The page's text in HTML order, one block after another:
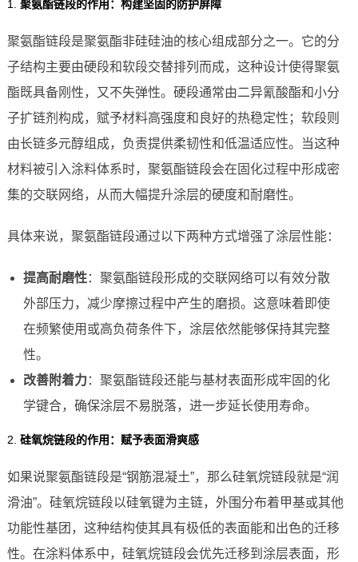
1. 聚氨酯链段的作用：构建坚固的防护屏障
聚氨酯链段是聚氨酯非硅硅油的核心组成部分之一。它的分
子结构主要由硬段和软段交替排列而成，这种设计使得聚氨
酯既具备刚性，又不失弹性。硬段通常由二异氰酸酯和小分
子扩链剂构成，赋予材料高强度和良好的热稳定性；软段则
由长链多元醇组成，负责提供柔韧性和低温适应性。当这种
材料被引入涂料体系时，聚氨酯链段会在固化过程中形成密
集的交联网络，从而大幅提升涂层的硬度和耐磨性。
具体来说，聚氨酯链段通过以下两种方式增强了涂层性能：
提高耐磨性：聚氨酯链段形成的交联网络可以有效分散
外部压力，减少摩擦过程中产生的磨损。这意味着即使
在频繁使用或高负荷条件下，涂层依然能够保持其完整
性。
改善附着力：聚氨酯链段还能与基材表面形成牢固的化
学键合，确保涂层不易脱落，进一步延长使用寿命。
2. 硅氧烷链段的作用：赋予表面滑爽感
如果说聚氨酯链段是“钢筋混凝土”，那么硅氧烷链段就是“润
滑油”。硅氧烷链段以硅氧键为主链，外围分布着甲基或其他
功能性基团，这种结构使其具有极低的表面能和出色的迁移
性。在涂料体系中，硅氧烷链段会优先迁移到涂层表面，形